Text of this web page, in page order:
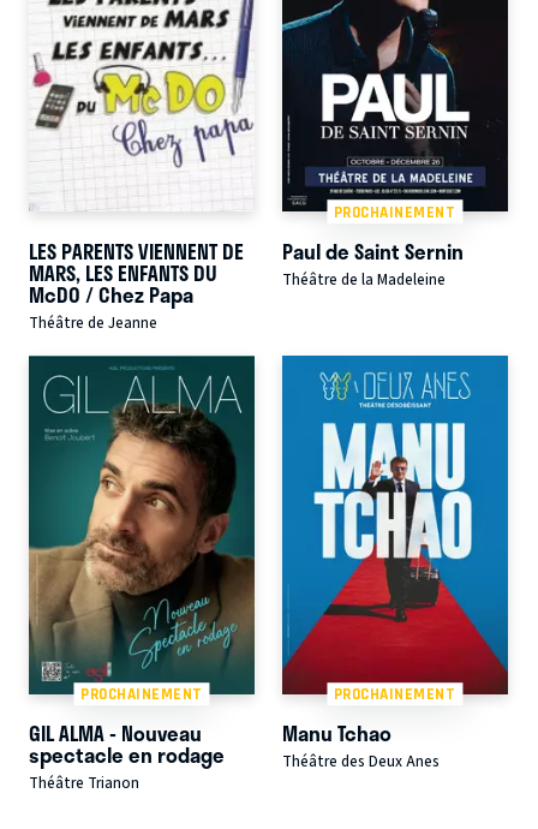
LES PARENTS VIENNENT DE
MARS, LES ENFANTS DU
McDO / Chez Papa
Théâtre de Jeanne
PROCHAINEMENT
Paul de Saint Sernin
Théâtre de la Madeleine
PROCHAINEMENT
GIL ALMA - Nouveau
spectacle en rodage
Théâtre Trianon
PROCHAINEMENT
Manu Tchao
Théâtre des Deux Anes